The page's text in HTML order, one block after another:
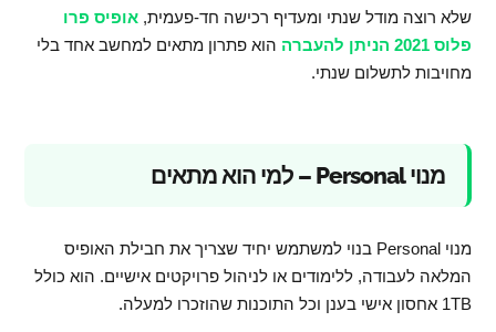
שלא רוצה מודל שנתי ומעדיף רכישה חד-פעמית,אופיס פרו
פלוס 2021 הניתן להעברה
הוא פתרון מתאים למחשב אחד בלי
מחויבות לתשלום שנתי.
מנוי Personal – למי הוא מתאים
מנוי Personal בנוי למשתמש יחיד שצריך את חבילת האופיס
המלאה לעבודה, ללימודים או לניהול פרויקטים אישיים. הוא כולל
1TB אחסון אישי בענן וכל התוכנות שהוזכרו למעלה.